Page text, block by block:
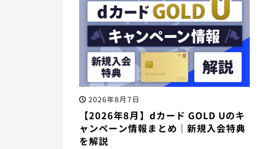
2026年8月7日
【2026年8月】dカード GOLD Uのキ
ャンペーン情報まとめ｜新規入会特典
を解説